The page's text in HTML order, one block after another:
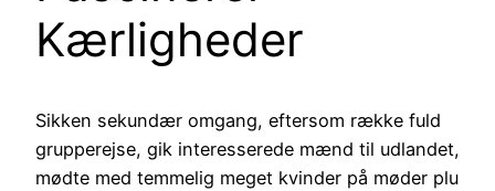
Kærligheder
Sikken sekundær omgang, eftersom række fuld
grupperejse, gik interesserede mænd til udlandet,
mødte med temmelig meget kvinder på møder plu